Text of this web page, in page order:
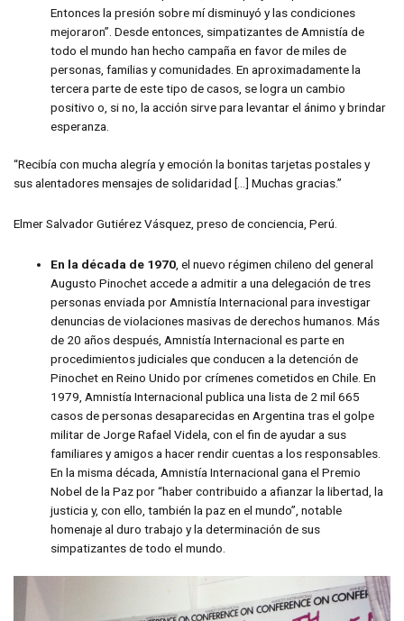
Entonces la presión sobre mí disminuyó y las condiciones
mejoraron”. Desde entonces, simpatizantes de Amnistía de
todo el mundo han hecho campaña en favor de miles de
personas, familias y comunidades. En aproximadamente la
tercera parte de este tipo de casos, se logra un cambio
positivo o, si no, la acción sirve para levantar el ánimo y brindar
esperanza.
“Recibía con mucha alegría y emoción la bonitas tarjetas postales y
sus alentadores mensajes de solidaridad […] Muchas gracias.”
Elmer Salvador Gutiérez Vásquez, preso de conciencia, Perú.
En la década de 1970 , el nuevo régimen chileno del general
Augusto Pinochet accede a admitir a una delegación de tres
personas enviada por Amnistía Internacional para investigar
denuncias de violaciones masivas de derechos humanos. Más
de 20 años después, Amnistía Internacional es parte en
procedimientos judiciales que conducen a la detención de
Pinochet en Reino Unido por crímenes cometidos en Chile. En
1979, Amnistía Internacional publica una lista de 2 mil 665
casos de personas desaparecidas en Argentina tras el golpe
militar de Jorge Rafael Videla, con el fin de ayudar a sus
familiares y amigos a hacer rendir cuentas a los responsables.
En la misma década, Amnistía Internacional gana el Premio
Nobel de la Paz por “haber contribuido a afianzar la libertad, la
justicia y, con ello, también la paz en el mundo”, notable
homenaje al duro trabajo y la determinación de sus
simpatizantes de todo el mundo.